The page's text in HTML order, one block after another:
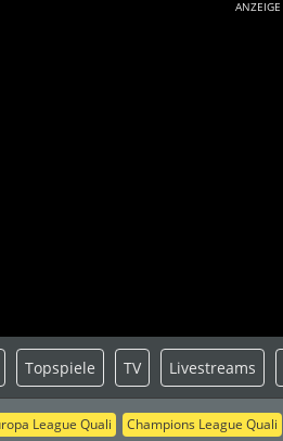
ANZEIGE
League Quali Champions League Quali
Topspiele TV Livestreams